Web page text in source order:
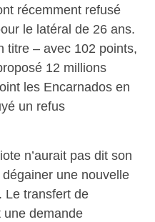
récemment refusé
le latéral de 26 ans.
titre – avec 102 points,
12 millions
les Encarnados en
un refus
n’aurait pas dit son
une nouvelle
Le transfert de
une demande